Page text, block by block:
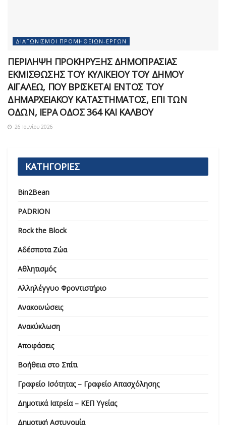
ΔΙΑΓΩΝΙΣΜΟΊ ΠΡΟΜΗΘΕΙΏΝ-ΈΡΓΩΝ
ΠΕΡΙΛΗΨΗ ΠΡΟΚΗΡΥΞΗΣ ΔΗΜΟΠΡΑΣΙΑΣ
ΕΚΜΙΣΘΩΣΗΣ ΤΟΥ ΚΥΛΙΚΕΙΟΥ ΤΟΥ ΔΗΜΟΥ
ΑΙΓΑΛΕΩ, ΠΟΥ ΒΡΙΣΚΕΤΑΙ ΕΝΤΟΣ ΤΟΥ
ΔΗΜΑΡΧEΙΑΚΟΥ ΚΑΤΑΣΤΗΜΑΤΟΣ, ΕΠΙ ΤΩΝ
ΟΔΩΝ, ΙΕΡΑ ΟΔΟΣ 364 ΚΑΙ ΚΑΛΒΟΥ
26 Ιουνίου 2026
ΚΑΤΗΓΟΡΙΕΣ
Bin2Bean
PADRION
Rock the Block
Αδέσποτα Ζώα
Αθλητισμός
Αλληλέγγυο Φροντιστήριο
Ανακοινώσεις
Ανακύκλωση
Αποφάσεις
Βοήθεια στο Σπίτι
Γραφείο Ισότητας – Γραφείο Απασχόλησης
Δημοτικά Ιατρεία – ΚΕΠ Υγείας
Δημοτική Αστυνομία